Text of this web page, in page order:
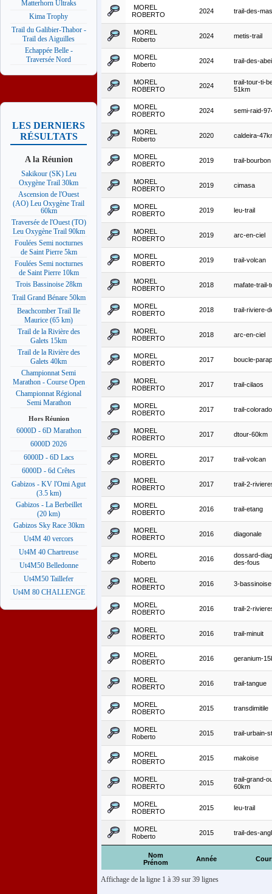
Matterhorn Ultraks
Kima Trophy
Trail du Galibier-Thabor -
Trail des Aiguilles
Echappée Belle -
Traversée Nord
LES DERNIERS
RÉSULTATS
A la Réunion
Sakikour (SK) Leu
Oxygène Trail 30km
Ascension de l'Ouest
(AO) Leu Oxygène Trail
60km
Traversée de l'Ouest (TO)
Leu Oxygène Trail 90km
Foulées Semi nocturnes
de Saint Pierre 5km
Foulées Semi nocturnes
de Saint Pierre 10km
Trois Bassinoise 28km
Trail Grand Bénare 50km
Beachcomber Trail Ile
Maurice (65 km)
Trail de la Rivière des
Galets 15km
Trail de la Rivière des
Galets 40km
Championnat Semi
Marathon - Course Open
Championnat Régional
Semi Marathon
Hors Réunion
6000D - 6D Marathon
6000D 2026
6000D - 6D Lacs
6000D - 6d Crêtes
Gabizos - KV l'Omi Agut
(3.5 km)
Gabizos - La Berbeillet
(20 km)
Gabizos Sky Race 30km
Ut4M 40 vercors
Ut4M 40 Chartreuse
Ut4M50 Belledonne
Ut4M50 Taillefer
Ut4M 80 CHALLENGE
Nom
Prénom
Année
MOREL
ROBERTO
2024 trail-des-
MOREL
Roberto
2024 metis-trail
MOREL
Roberto
2024 trail-des-
MOREL
ROBERTO
2024
trail-tour-ti-
51km
MOREL
ROBERTO
2024 semi-raid-
MOREL
Roberto
2020 caldeira-
MOREL
ROBERTO
2019 trail-bourbon
MOREL
ROBERTO
2019 cimasa
MOREL
ROBERTO
2019 leu-trail
MOREL
ROBERTO
2019 arc-en-ciel
MOREL
ROBERTO
2019 trail-volcan
MOREL
ROBERTO
2018 mafate-trail-
MOREL
ROBERTO
2018 trail-riviere-
MOREL
ROBERTO
2018 arc-en-ciel
MOREL
ROBERTO
2017 boucle-
MOREL
ROBERTO
2017 trail-cilaos
MOREL
ROBERTO
2017 trail-colorado
MOREL
ROBERTO
2017 dtour-60km
MOREL
ROBERTO
2017 trail-volcan
MOREL
ROBERTO
2017 trail-2-
MOREL
ROBERTO
2016 trail-etang
MOREL
ROBERTO
2016 diagonale
MOREL
Roberto
2016
dossard-
des-fous
MOREL
ROBERTO
2016 3-bassinoise
MOREL
ROBERTO
2016 trail-2-
MOREL
ROBERTO
2016 trail-minuit
MOREL
ROBERTO
2016 geranium-
MOREL
ROBERTO
2016 trail-tangue
MOREL
ROBERTO
2015 transdimitile
MOREL
Roberto
2015 trail-urbain-
MOREL
ROBERTO
2015 makoise
MOREL
ROBERTO
2015
trail-grand-
60km
MOREL
ROBERTO
2015 leu-trail
MOREL
Roberto
2015 trail-des-
Affichage de la ligne 1 à 39 sur 39 lignes